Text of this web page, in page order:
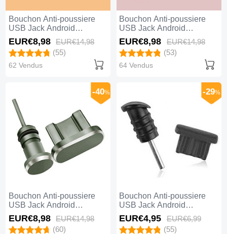
Bouchon Anti-poussiere
USB Jack Android
Universel C02 Argent
EUR€8,98 EUR€14,98
(55)
62 Vendus
Bouchon Anti-poussiere
USB Jack Android
Universel C02 Or Rose
EUR€8,98 EUR€14,98
(53)
64 Vendus
Bouchon Anti-poussiere
USB Jack Android
Universel Gris
-40%
EUR€8,98 EUR€14,98
(60)
Bouchon Anti-poussiere
USB Jack Android
Universel C01 Noir
-29%
EUR€4,95 EUR€6,99
(55)